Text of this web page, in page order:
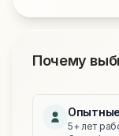
Почему
5+ лет